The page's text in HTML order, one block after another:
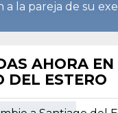
la pareja de su
AHORA EN
DEL ESTERO